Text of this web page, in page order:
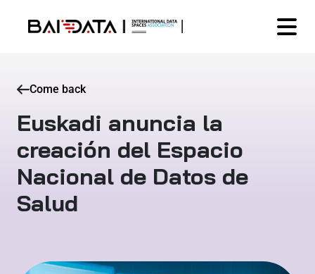
Come back
Euskadi anuncia la
creación del Espacio
Nacional de Datos de
Salud